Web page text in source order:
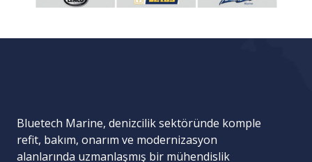
Bluetech Marine, denizcilik sektöründe komple
refit, bakım, onarım ve modernizasyon
alanlarında uzmanlaşmış bir mühendislik